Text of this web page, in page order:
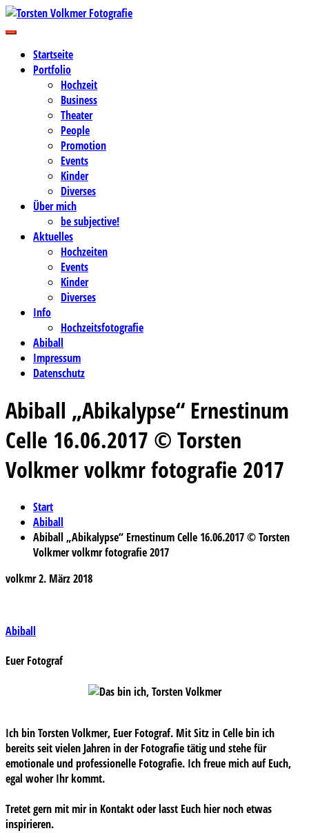
Zum
Inhalt
Torsten Volkmer Fotografie
Business-, Portrait- und Hochzeitsfotografie
Startseite
Portfolio
Hochzeit
Business
Theater
People
Promotion
Events
Kinder
Diverses
Über mich
be subjective!
Aktuelles
Hochzeiten
Events
Kinder
Diverses
Info
Hochzeitsfotografie
Abiball
Impressum
Datenschutz
Abiball „Abikalypse“ Ernestinum
Celle 16.06.2017 © Torsten
Volkmer volkmr fotografie 2017
Start
Abiball
Abiball „Abikalypse“ Ernestinum Celle 16.06.2017 © Torsten
Volkmer volkmr fotografie 2017
volkmr2. März 2018
Beitragsnavigation
Abiball
Euer Fotograf
Ich bin Torsten Volkmer, Euer Fotograf. Mit Sitz in Celle bin ich
bereits seit vielen Jahren in der Fotografie tätig und stehe für
emotionale und professionelle Fotografie. Ich freue mich auf Euch,
egal woher Ihr kommt.
Tretet gern mit mir in Kontakt oder lasst Euch hier noch etwas
inspirieren.